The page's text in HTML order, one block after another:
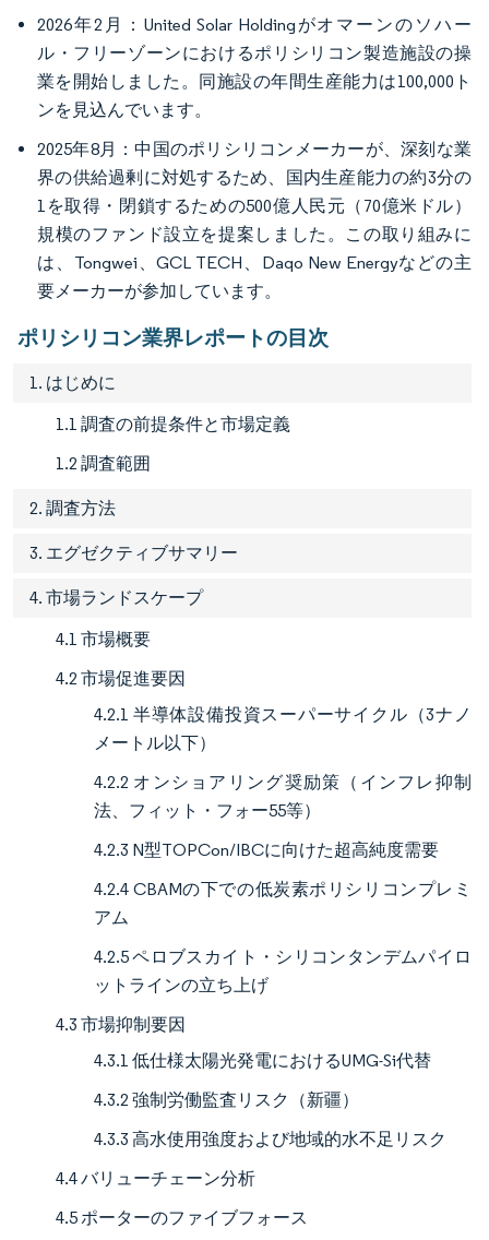
2026年2月：United Solar Holdingがオマーンのソハー
ル・フリーゾーンにおけるポリシリコン製造施設の操
業を開始しました。同施設の年間生産能力は100,000ト
ンを見込んでいます。
2025年8月：中国のポリシリコンメーカーが、深刻な業
界の供給過剰に対処するため、国内生産能力の約3分の
1を取得・閉鎖するための500億人民元（70億米ドル）
規模のファンド設立を提案しました。この取り組みに
は、Tongwei、GCL TECH、Daqo New Energyなどの主
要メーカーが参加しています。
ポリシリコン業界レポートの目次
1. はじめに
1.1 調査の前提条件と市場定義
1.2 調査範囲
2. 調査方法
3. エグゼクティブサマリー
4. 市場ランドスケープ
4.1 市場概要
4.2 市場促進要因
4.2.1 半導体設備投資スーパーサイクル（3ナノ
メートル以下）
4.2.2 オンショアリング奨励策（インフレ抑制
法、フィット・フォー55等）
4.2.3 N型TOPCon/IBCに向けた超高純度需要
4.2.4 CBAMの下での低炭素ポリシリコンプレミ
アム
4.2.5 ペロブスカイト・シリコンタンデムパイロ
ットラインの立ち上げ
4.3 市場抑制要因
4.3.1 低仕様太陽光発電におけるUMG-Si代替
4.3.2 強制労働監査リスク（新疆）
4.3.3 高水使用強度および地域的水不足リスク
4.4 バリューチェーン分析
4.5 ポーターのファイブフォース